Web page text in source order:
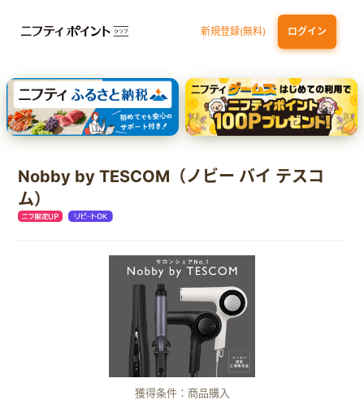
新規登録(無料) ログイン
dカード 九州カードNEXT JCB ORIGINAL SERIES：JCBカード S
三井住友カード ゴールド（NL）（家族カード発行）
【実質初月無料】DMM | Disney+(ディズニープラス) セットプラン
Nobby by TESCOM（ノビー バイ テスコ
ム）
獲得条件：商品購入